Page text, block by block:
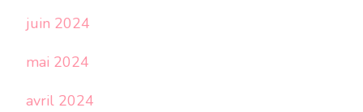
juin 2024
mai 2024
avril 2024